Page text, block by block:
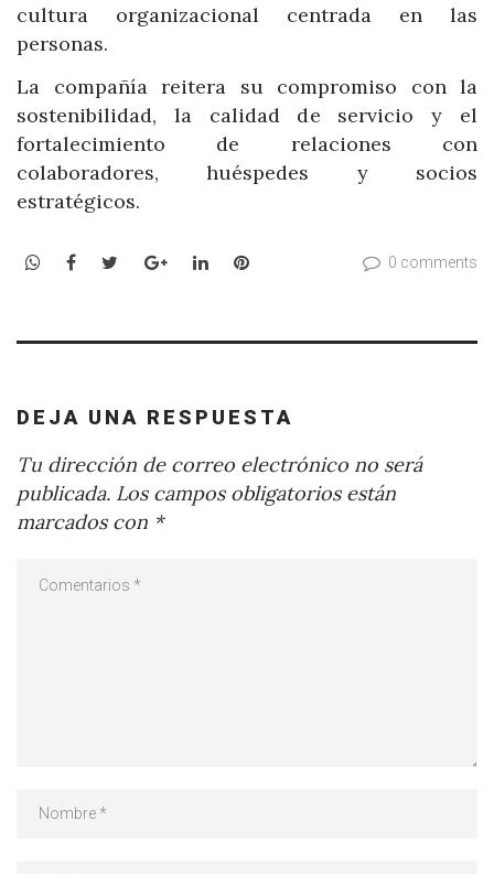
cultura organizacional centrada en las
personas.
La compañía reitera su compromiso con la
sostenibilidad, la calidad de servicio y el
fortalecimiento de relaciones con
colaboradores, huéspedes y socios
estratégicos.
WhatsApp
Facebook
TwitterGoogle+LinkedInPinterest 0 comments
DEJA UNA RESPUESTA
Tu dirección de correo electrónico no será
publicada. Los campos obligatorios están
marcados con *